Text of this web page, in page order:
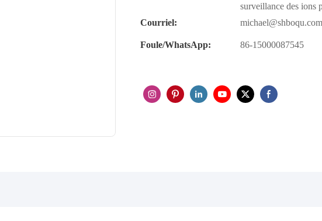
surveillance des ions
Courriel:
michael@shboqu.com
Foule/WhatsApp:
86-15000087545